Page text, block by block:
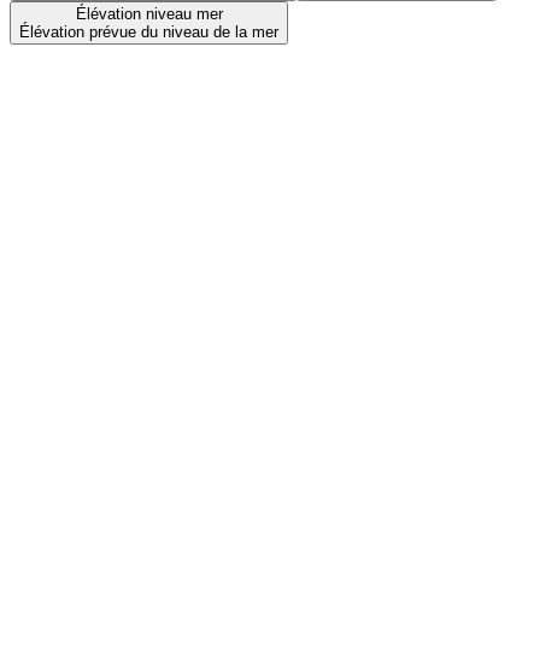
Élévation niveau mer
Élévation prévue du niveau de la mer